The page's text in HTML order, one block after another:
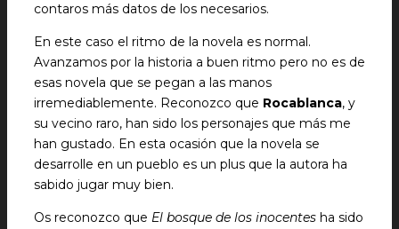
contaros más datos de los necesarios.
En este caso el ritmo de la novela es normal.
Avanzamos por la historia a buen ritmo pero no es de
esas novela que se pegan a las manos
irremediablemente. Reconozco que Rocablanca, y
su vecino raro, han sido los personajes que más me
han gustado. En esta ocasión que la novela se
desarrolle en un pueblo es un plus que la autora ha
sabido jugar muy bien.
Os reconozco que El bosque de los inocentes ha sido